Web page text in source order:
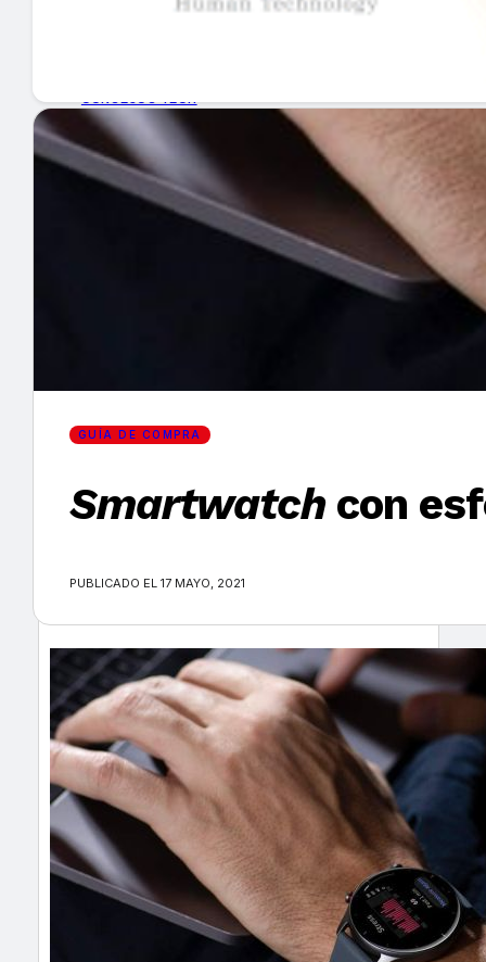
MERCADOS Y TENDENCIAS
EVENTOS
Encuentra tu noticia
GUÍA DE COMPRA
Smartwatchcon
PUBLICADO EL 17 MAYO, 2021